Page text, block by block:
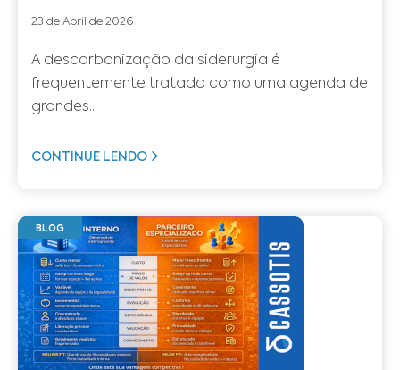
23 de Abril de 2026
A descarbonização da siderurgia é
frequentemente tratada como uma agenda de
grandes...
CONTINUE LENDO
BLOG